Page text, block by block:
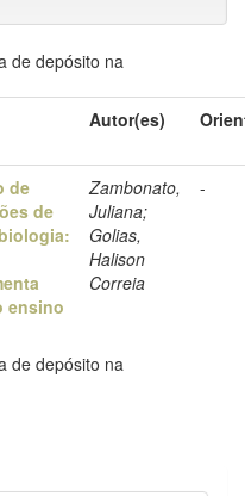
de depósito na
Autor(es)
de
de
ensino
Zambonato,
Juliana;
Golias,
Halison
Correia
-
de depósito na